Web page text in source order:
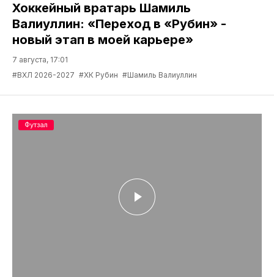
Хоккейный вратарь Шамиль
Валиуллин: «Переход в «Рубин» -
новый этап в моей карьере»
7 августа, 17:01
#ВХЛ 2026-2027 #ХК Рубин #Шамиль Валиуллин
Футзал